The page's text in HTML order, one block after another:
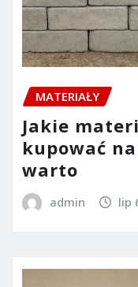
MATERIAŁY
Jakie
kupować
warto
admin lip